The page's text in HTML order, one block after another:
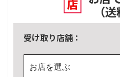
（
受け取り店舗：
お店を選ぶ